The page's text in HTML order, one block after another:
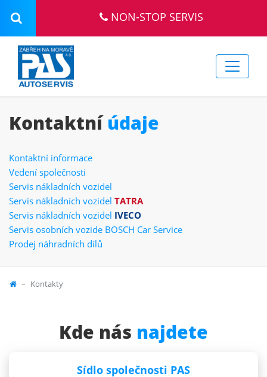
NON-STOP SERVIS
Kontaktníúdaje
Kontaktní informace
Vedení společnosti
Servis nákladních vozidel
Servis nákladních vozidel TATRA
Servis nákladních vozidel IVECO
Servis osobních vozide BOSCH Car Service
Prodej náhradních dílů
Kontakty
Kde nás najdete
Sídlo společnosti PAS